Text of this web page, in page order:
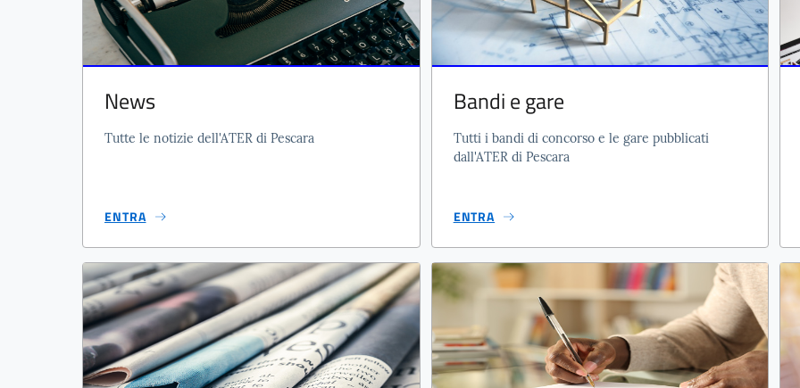
News
Tutte le notizie dell'ATER di Pescara
ENTRA
Bandi e gare
Tutti i bandi di concorso e le gare pubblicati
dall'ATER di Pescara
ENTRA